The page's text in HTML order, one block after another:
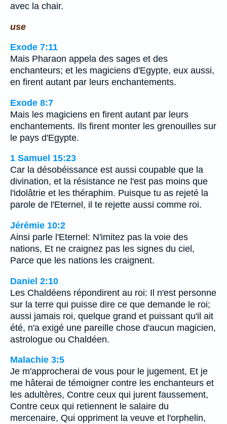
avec la chair.
use
Exode 7:11
Mais Pharaon appela des sages et des
enchanteurs; et les magiciens d'Egypte, eux aussi,
en firent autant par leurs enchantements.
Exode 8:7
Mais les magiciens en firent autant par leurs
enchantements. Ils firent monter les grenouilles sur
le pays d'Egypte.
1 Samuel 15:23
Car la désobéissance est aussi coupable que la
divination, et la résistance ne l'est pas moins que
l'idolâtrie et les théraphim. Puisque tu as rejeté la
parole de l'Eternel, il te rejette aussi comme roi.
Jérémie 10:2
Ainsi parle l'Eternel: N'imitez pas la voie des
nations, Et ne craignez pas les signes du ciel,
Parce que les nations les craignent.
Daniel 2:10
Les Chaldéens répondirent au roi: Il n'est personne
sur la terre qui puisse dire ce que demande le roi;
aussi jamais roi, quelque grand et puissant qu'il ait
été, n'a exigé une pareille chose d'aucun magicien,
astrologue ou Chaldéen.
Malachie 3:5
Je m'approcherai de vous pour le jugement, Et je
me hâterai de témoigner contre les enchanteurs et
les adultères, Contre ceux qui jurent faussement,
Contre ceux qui retiennent le salaire du
mercenaire, Qui oppriment la veuve et l'orphelin,